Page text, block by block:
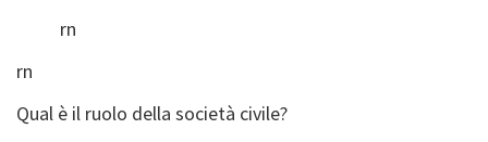
rn
rn
Qual è il ruolo della società civile?